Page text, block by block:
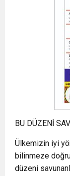
BU DÜZENİ
Ülkemizin iyi
bilinmeze
düzeni